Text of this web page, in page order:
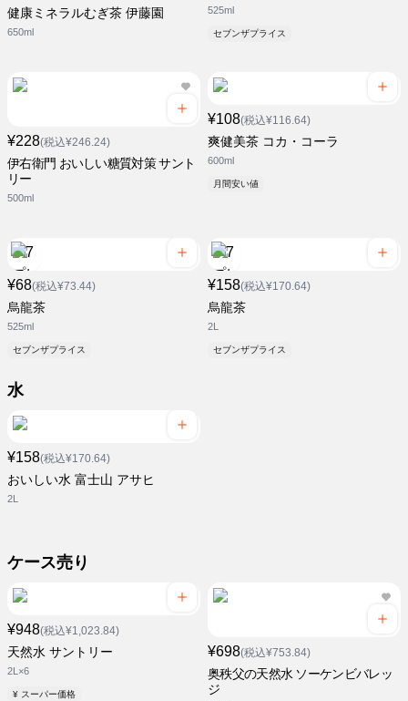
健康ミネラルむぎ茶 伊藤園
650ml
525ml
セブンザプライス
¥228(税込¥246.24)
伊右衛門 おいしい糖質対策 サント
リー
500ml
¥108(税込¥116.64)
爽健美茶 コカ・コーラ
600ml
月間安い値
¥68(税込¥73.44)
烏龍茶
525ml
セブンザプライス
¥158(税込¥170.64)
烏龍茶
2L
セブンザプライス
水
¥158(税込¥170.64)
おいしい水 富士山 アサヒ
2L
ケース売り
¥948(税込¥1,023.84)
天然水 サントリー
2L×6
¥ スーパー価格
¥698(税込¥753.84)
奥秩父の天然水 ソーケンビバレッ
ジ